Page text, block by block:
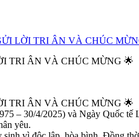
LỜI TRI ÂN VÀ CHÚC
TRI ÂN VÀ CHÚC MỪNG 🌟
TRI ÂN VÀ CHÚC MỪNG 🌟
– 30/4/2025) và Ngày Quốc
yêu.